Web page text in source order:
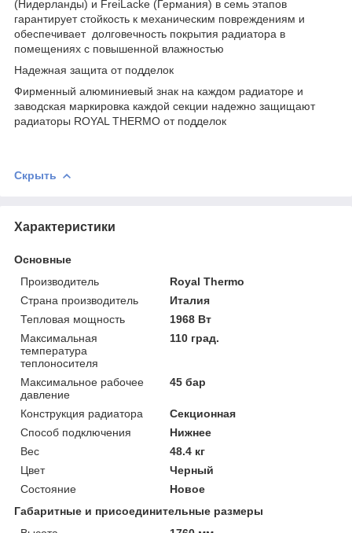
(Нидерланды) и FreiLacke (Германия) в семь этапов
гарантирует стойкость к механическим повреждениям и
обеспечивает долговечность покрытия радиатора в
помещениях с повышенной влажностью
Надежная защита от подделок
Фирменный алюминиевый знак на каждом радиаторе и
заводская маркировка каждой секции надежно защищают
радиаторы ROYAL THERMO от подделок
Скрыть
Характеристики
Основные
Производитель
Royal Thermo
Страна производитель
Италия
Тепловая мощность
1968 Вт
Максимальная
температура
теплоносителя
110 град.
Максимальное рабочее
давление
45 бар
Конструкция радиатора
Секционная
Способ подключения
Нижнее
Вес
48.4 кг
Цвет
Черный
Состояние
Новое
Габаритные и присоединительные размеры